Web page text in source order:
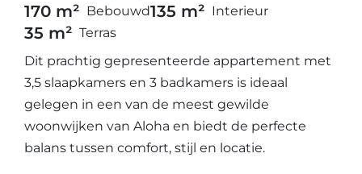
170 m² Bebouwd135 m² Interieur
35 m² Terras
Dit prachtig gepresenteerde appartement met
3,5 slaapkamers en 3 badkamers is ideaal
gelegen in een van de meest gewilde
woonwijken van Aloha en biedt de perfecte
balans tussen comfort, stijl en locatie.